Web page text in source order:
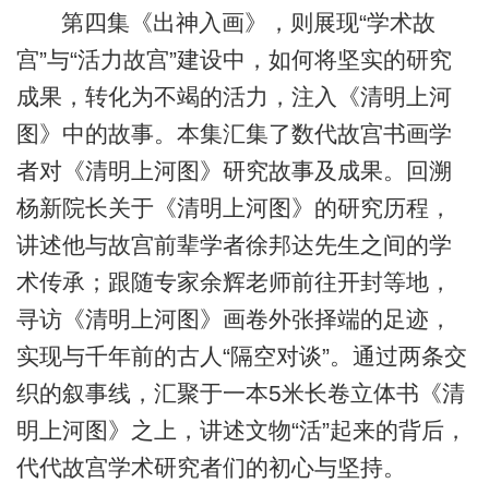
第四集《出神入画》，则展现“学术故
宫”与“活力故宫”建设中，如何将坚实的研究
成果，转化为不竭的活力，注入《清明上河
图》中的故事。本集汇集了数代故宫书画学
者对《清明上河图》研究故事及成果。回溯
杨新院长关于《清明上河图》的研究历程，
讲述他与故宫前辈学者徐邦达先生之间的学
术传承；跟随专家余辉老师前往开封等地，
寻访《清明上河图》画卷外张择端的足迹，
实现与千年前的古人“隔空对谈”。通过两条交
织的叙事线，汇聚于一本5米长卷立体书《清
明上河图》之上，讲述文物“活”起来的背后，
代代故宫学术研究者们的初心与坚持。